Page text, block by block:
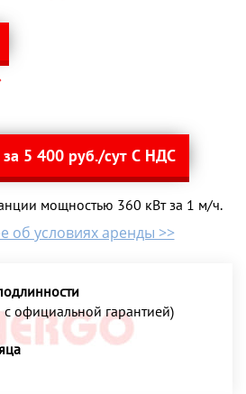
5 400 руб./сут С НДС
мощностью 360 кВт за 1 м/ч.
об условиях аренды >>
с официальной гарантией)